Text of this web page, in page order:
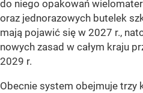
do niego opakowań
oraz jednorazowych butelek
mają pojawić się w 2027 r.,
nowych zasad w całym kraju
2029 r.
Obecnie system obejmuje trzy